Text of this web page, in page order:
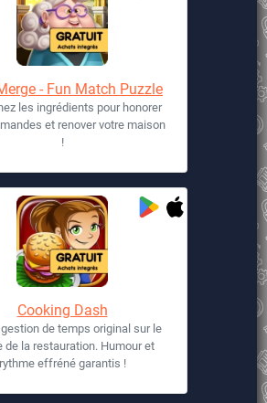
- Fun Match Puzzle
les ingrédients pour honorer
et renover votre maison
!
Cooking Dash
de temps original sur le
de la restauration. Humour et
rythme effréné garantis !